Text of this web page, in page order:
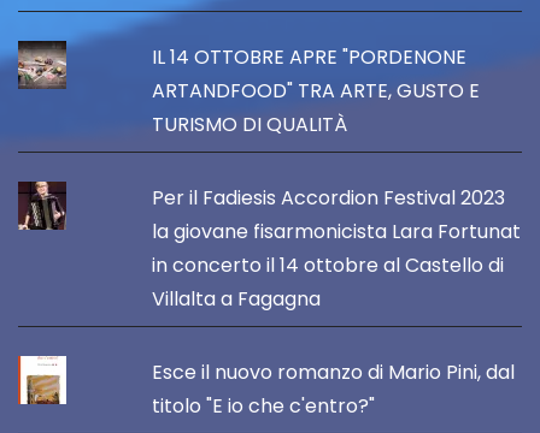
IL 14 OTTOBRE APRE "PORDENONE
ARTANDFOOD" TRA ARTE, GUSTO E
TURISMO DI QUALITÀ
Per il Fadiesis Accordion Festival 2023
la giovane fisarmonicista Lara Fortunat
in concerto il 14 ottobre al Castello di
Villalta a Fagagna
Esce il nuovo romanzo di Mario Pini, dal
titolo "E io che c'entro?"